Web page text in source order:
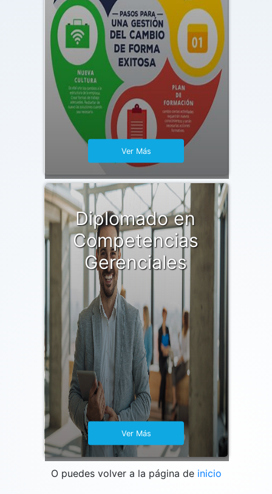
Ver Más
Diplomado en
Competencias
Gerenciales
Ver Más
O puedes volver a la página de inicio